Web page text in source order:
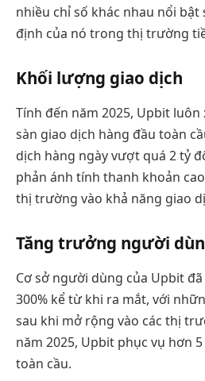
nhiều chỉ số khác nhau nổi
định của nó trong thị trường
Khối lượng giao dịch
Tính đến năm 2025, Upbit
sàn giao dịch hàng đầu toàn
dịch hàng ngày vượt quá 2 tỷ
phản ánh tính thanh khoản
thị trường vào khả năng giao
Tăng trưởng người
Cơ sở người dùng của Upbit
300% kể từ khi ra mắt, với
sau khi mở rộng vào các thị
năm 2025, Upbit phục vụ hơn
toàn cầu.